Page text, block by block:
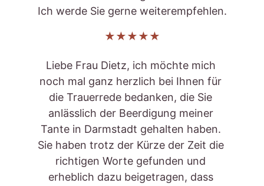
Ich werde Sie gerne weiterempfehlen.
Liebe Frau Dietz, ich möchte mich
noch mal ganz herzlich bei Ihnen für
die Trauerrede bedanken, die Sie
anlässlich der Beerdigung meiner
Tante in Darmstadt gehalten haben.
Sie haben trotz der Kürze der Zeit die
richtigen Worte gefunden und
erheblich dazu beigetragen, dass
★★★★★